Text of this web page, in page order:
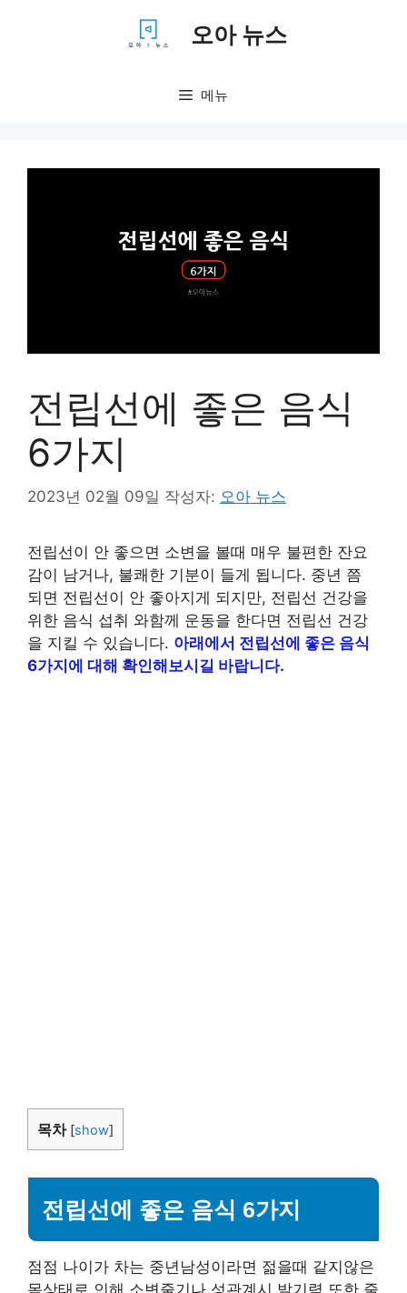
오아 뉴스
메뉴
전립선에 좋은 음식
6가지
2023년 02월 09일 작성자: 오아 뉴스
전립선이 안 좋으면 소변을 볼때 매우 불편한 잔요
감이 남거나, 불쾌한 기분이 들게 됩니다. 중년 쯤
되면 전립선이 안 좋아지게 되지만, 전립선 건강을
위한 음식 섭취 와함께 운동을 한다면 전립선 건강
을 지킬 수 있습니다. 아래에서 전립선에 좋은 음식
6가지에 대해 확인해보시길 바랍니다.
목차 [show]
전립선에 좋은 음식 6가지
점점 나이가 차는 중년남성이라면 젊을때 같지않은
몸상태로 인해 소변줄기나,성관계시 발기력 또한 줄